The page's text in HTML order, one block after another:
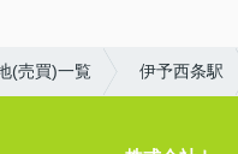
(売買)一覧 伊予西条駅